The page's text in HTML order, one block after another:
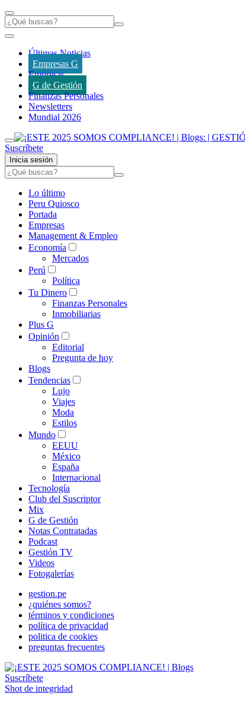
Últimas Noticias
Empresas G
Empresas
G de Gestión
Finanzas Personales
Newsletters
Mundial 2026
Suscríbete
Inicia sesión
Lo último
Peru Quiosco
Portada
Empresas
Management & Empleo
Economía
Mercados
Perú
Política
Tu Dinero
Finanzas Personales
Inmobiliarias
Plus G
Opinión
Editorial
Pregunta de hoy
Blogs
Tendencias
Lujo
Viajes
Moda
Estilos
Mundo
EEUU
México
España
Internacional
Tecnología
Club del Suscriptor
Mix
G de Gestión
Notas Contratadas
Podcast
Gestión TV
Videos
Fotogalerías
gestion.pe
¿quiénes somos?
términos y condiciones
política de privacidad
politica de cookies
preguntas frecuentes
Suscríbete
Shot de integridad